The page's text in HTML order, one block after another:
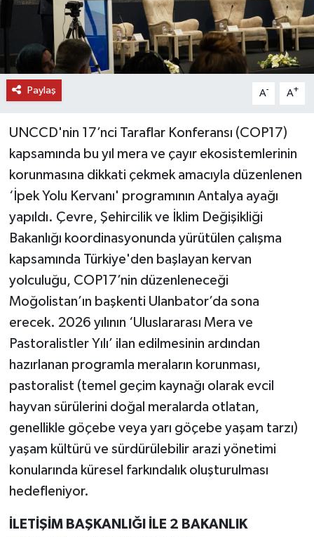
Paylaş A- A+
UNCCD'nin 17’nci Taraflar Konferansı (COP17)
kapsamında bu yıl mera ve çayır ekosistemlerinin
korunmasına dikkati çekmek amacıyla düzenlenen
‘İpek Yolu Kervanı' programının Antalya ayağı
yapıldı. Çevre, Şehircilik ve İklim Değişikliği
Bakanlığı koordinasyonunda yürütülen çalışma
kapsamında Türkiye'den başlayan kervan
yolculuğu, COP17’nin düzenleneceği
Moğolistan’ın başkenti Ulanbator’da sona
erecek. 2026 yılının ‘Uluslararası Mera ve
Pastoralistler Yılı’ ilan edilmesinin ardından
hazırlanan programla meraların korunması,
pastoralist (temel geçim kaynağı olarak evcil
hayvan sürülerini doğal meralarda otlatan,
genellikle göçebe veya yarı göçebe yaşam tarzı)
yaşam kültürü ve sürdürülebilir arazi yönetimi
konularında küresel farkındalık oluşturulması
hedefleniyor.
İLETİŞİM BAŞKANLIĞI İLE 2 BAKANLIK
VİDEO HABERLER
YAZARLAR
RESMİ İLAN
MAGAZİN